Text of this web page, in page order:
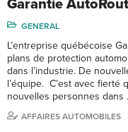
Garantie
GENERAL
L’entreprise québécoise
plans de protection
dans l’industrie. De
l’équipe. C’est avec fierté
nouvelles personnes dans
AFFAIRES AUTOMOBILES